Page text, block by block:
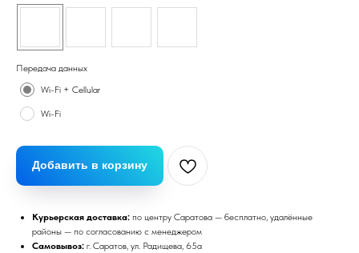
Передача данных
Wi-Fi + Cellular
Wi-Fi
Добавить в корзину
Курьерская доставка: по центру Саратова — бесплатно, удалённые
районы — по согласованию с менеджером
Самовывоз: г. Саратов, ул. Радищева, 65а